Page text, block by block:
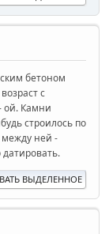
бетоном
с
ой. Камни
строилось по
между ней -
ВЫДЕЛЕННОЕ